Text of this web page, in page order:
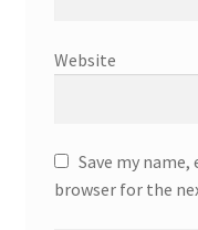
Website
Save my
browser for the